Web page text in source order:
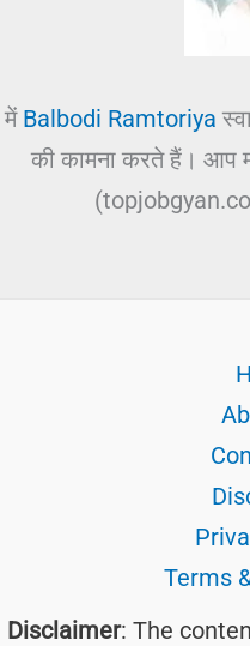
में Balbodi Ramtoriya
की कामना करते हैं। आप
Terms
Disclaimer: The